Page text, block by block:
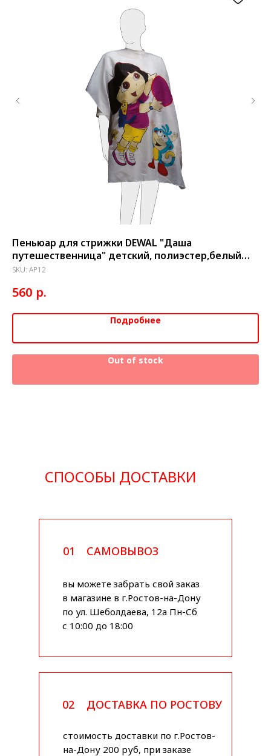
Пеньюар для стрижки DEWAL "Даша
путешественница" детский, полиэстер,белый
95х120см, на крючках
SKU: AP12
560 р.
Подробнее
Out of stock
СПОСОБЫ ДОСТАВКИ
САМОВЫВОЗ
01
вы можете забрать свой заказ
в магазине в г.Ростов-на-Дону
по ул. Шеболдаева, 12а Пн-Сб
с 10:00 до 18:00
ДОСТАВКА ПО РОСТОВУ
02
стоимость доставки по г.Ростов-
на-Дону 200 руб, при заказе